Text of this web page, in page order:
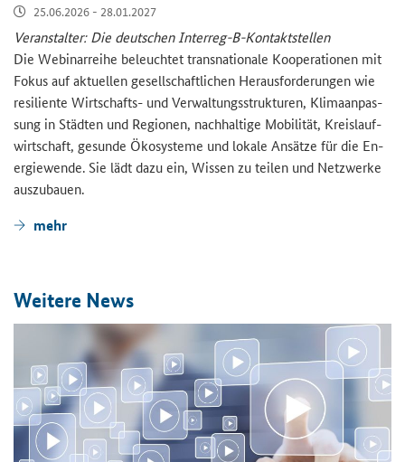
25.06.2026 - 28.01.2027
Ver­an­stal­ter: Die deut­schen Interreg-​B-Kontaktstellen
Die We­bi­nar­rei­he be­leuch­tet trans­na­tio­na­le Ko­ope­ra­tio­nen mit
Fokus auf ak­tu­el­len ge­sell­schaft­li­chen Her­aus­for­de­run­gen wie
re­si­li­en­te Wirtschafts-​ und Ver­wal­tungs­struk­tu­ren, Kli­ma­an­pas­
sung in Städ­ten und Re­gio­nen, nach­hal­ti­ge Mo­bi­li­tät, Kreis­lauf­
wirt­schaft, ge­sun­de Öko­sys­te­me und lo­ka­le An­sät­ze für die En­
er­gie­wen­de. Sie lädt dazu ein, Wis­sen zu tei­len und Netz­wer­ke
aus­zu­bau­en.
mehr
Wei­te­re News